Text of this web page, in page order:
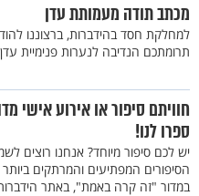
מכתב תודה מעמותת עדן
למחלקת חסד בהידברות, ברצוננו
תרומתכם הנדיבה לנערות פנימיית עדן
חוויתם סיפור או אירוע אישי
ספרו לנו!
יש לכם סיפור מיוחד? אנחנו רוצים
הסיפורים המפתיעים והמרתקים ביותר
במדור "זה קרה באמת", באתר